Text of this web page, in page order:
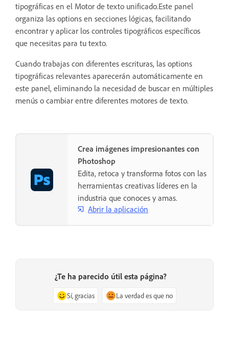
tipográficas en el Motor de texto unificado.Este panel
organiza las options en secciones lógicas, facilitando
encontrar y aplicar los controles tipográficos específicos
que necesitas para tu texto.
Cuando trabajas con diferentes escrituras, las options
tipográficas relevantes aparecerán automáticamente en
este panel, eliminando la necesidad de buscar en múltiples
menús o cambiar entre diferentes motores de texto.
Crea imágenes impresionantes con
Photoshop
Edita, retoca y transforma fotos con las
herramientas creativas líderes en la
industria que conoces y amas.
Abrir la aplicación
¿Te ha parecido útil esta página?
Sí, gracias La verdad es que no